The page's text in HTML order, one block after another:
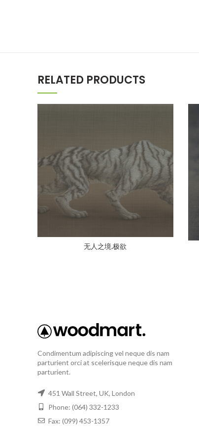
RELATED PRODUCTS
无人之境.极欲
Condimentum adipiscing vel neque dis nam
parturient orci at scelerisque neque dis nam
parturient.
451 Wall Street, UK, London
Phone: (064) 332-1233
Fax: (099) 453-1357